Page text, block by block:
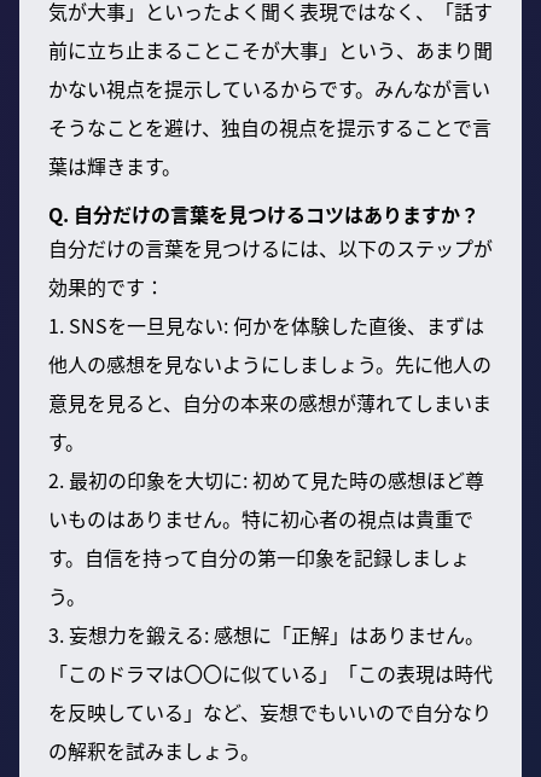
気が大事」といったよく聞く表現ではなく、「話す
前に立ち止まることこそが大事」という、あまり聞
かない視点を提示しているからです。みんなが言い
そうなことを避け、独自の視点を提示することで言
葉は輝きます。
Q. 自分だけの言葉を見つけるコツはありますか？
自分だけの言葉を見つけるには、以下のステップが
効果的です：
1. SNSを一旦見ない: 何かを体験した直後、まずは
他人の感想を見ないようにしましょう。先に他人の
意見を見ると、自分の本来の感想が薄れてしまいま
す。
2. 最初の印象を大切に: 初めて見た時の感想ほど尊
いものはありません。特に初心者の視点は貴重で
す。自信を持って自分の第一印象を記録しましょ
う。
3. 妄想力を鍛える: 感想に「正解」はありません。
「このドラマは〇〇に似ている」「この表現は時代
を反映している」など、妄想でもいいので自分なり
の解釈を試みましょう。